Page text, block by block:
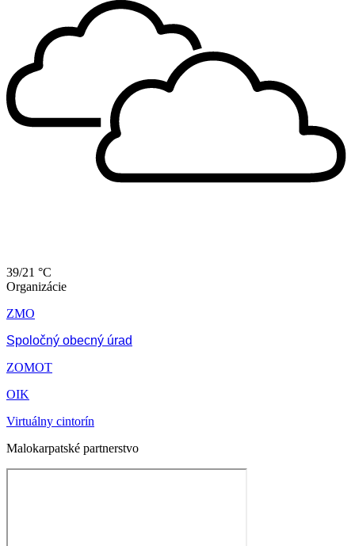
39/21 °C
Organizácie
ZMO
Spoločný obecný úrad
ZOMOT
OIK
Virtuálny cintorín
Malokarpatské partnerstvo